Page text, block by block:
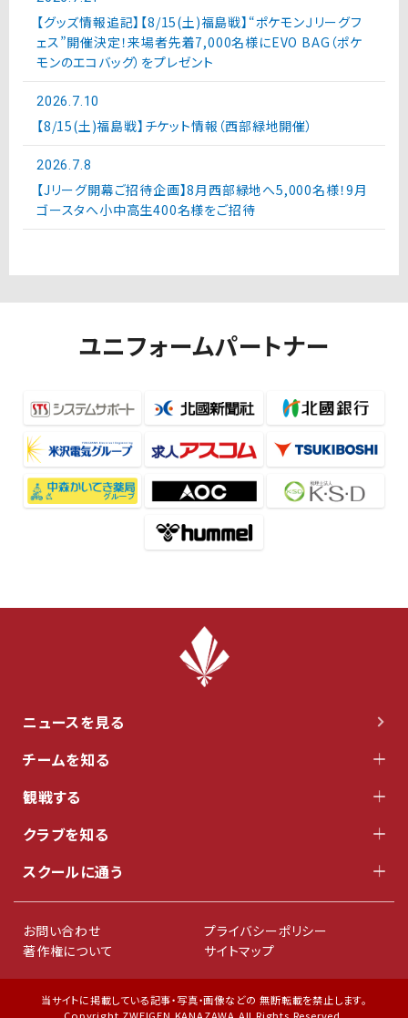
【グッズ情報追記】【8/15(土)福島戦】“ポケモンＪリーグフ
ェス”開催決定！来場者先着7,000名様にEVO BAG（ポケ
モンのエコバッグ）をプレゼント
2026.7.10
【8/15(土)福島戦】チケット情報（西部緑地開催）
2026.7.8
【Jリーグ開幕ご招待企画】8月西部緑地へ5,000名様！9月
ゴースタへ小中高生400名様をご招待
ユニフォームパートナー
ニュースを見る
チームを知る
観戦する
クラブを知る
スクールに通う
お問い合わせ
プライバシーポリシー
著作権について
サイトマップ
当サイトに掲載している記事・写真・画像などの 無断転載を禁止します。